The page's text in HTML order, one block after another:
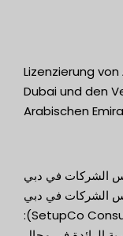
Lizenzierung
Dubai und den
Arabischen
الشركات في دبي
الشركات في دبي
(SetupCo Consultancy LLC):